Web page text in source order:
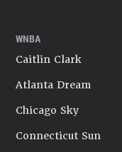
WNBA
Caitlin Clark
Atlanta Dream
Chicago Sky
Connecticut Sun